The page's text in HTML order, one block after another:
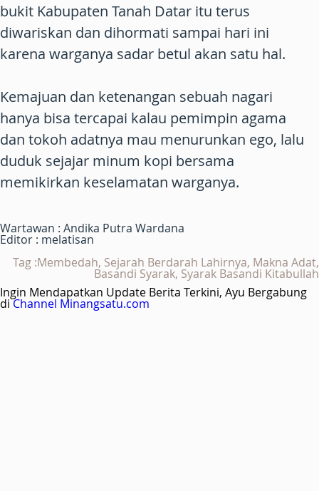
bukit Kabupaten Tanah Datar itu terus
diwariskan dan dihormati sampai hari ini
karena warganya sadar betul akan satu hal.
Kemajuan dan ketenangan sebuah nagari
hanya bisa tercapai kalau pemimpin agama
dan tokoh adatnya mau menurunkan ego, lalu
duduk sejajar minum kopi bersama
memikirkan keselamatan warganya.
Wartawan : Andika Putra Wardana
Editor : melatisan
Tag :Membedah, Sejarah Berdarah Lahirnya, Makna Adat,
Basandi Syarak, Syarak Basandi Kitabullah
Ingin Mendapatkan Update Berita Terkini, Ayu Bergabung
diChannel Minangsatu.com